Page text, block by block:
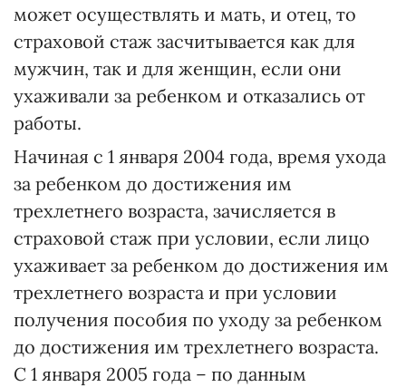
может осуществлять и мать, и отец, то
страховой стаж засчитывается как для
мужчин, так и для женщин, если они
ухаживали за ребенком и отказались от
работы.
Начиная с 1 января 2004 года, время ухода
за ребенком до достижения им
трехлетнего возраста, зачисляется в
страховой стаж при условии, если лицо
ухаживает за ребенком до достижения им
трехлетнего возраста и при условии
получения пособия по уходу за ребенком
до достижения им трехлетнего возраста.
С 1 января 2005 года – по данным